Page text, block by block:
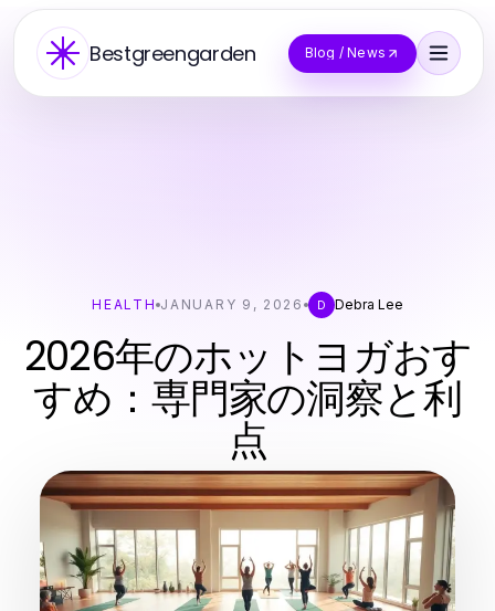
Bestgreengarden Blog / News
HEALTH JANUARY 9, 2026 D Debra Lee
2026年のホットヨガおす
すめ：専門家の洞察と利
点